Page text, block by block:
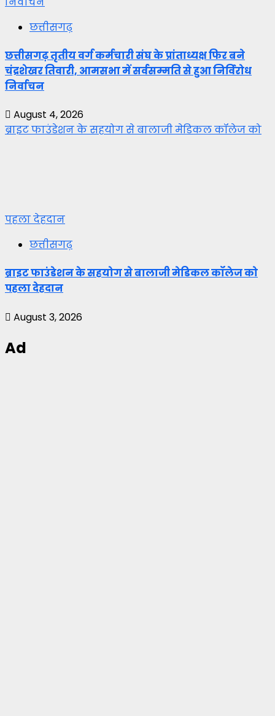
छत्तीसगढ़
छत्तीसगढ़ तृतीय वर्ग कर्मचारी संघ के प्रांताध्यक्ष फिर बने
चंद्रशेखर तिवारी, आमसभा में सर्वसम्मति से हुआ निर्विरोध
निर्वाचन
August 4, 2026
ब्राइट फाउंडेशन के सहयोग से बालाजी मेडिकल कॉलेज को
पहला देहदान
छत्तीसगढ़
ब्राइट फाउंडेशन के सहयोग से बालाजी मेडिकल कॉलेज को
पहला देहदान
August 3, 2026
Ad